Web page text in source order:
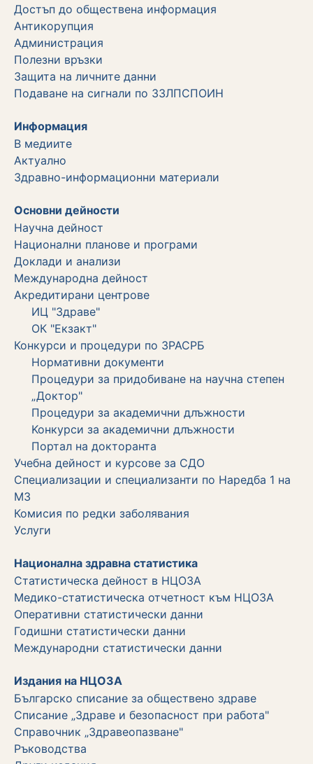
Достъп до обществена информация
Aнтикорупция
Администрация
Полезни връзки
Защита на личните данни
Подаване на сигнали по ЗЗЛПСПОИН
Информация
В медиите
Актуално
Здравно-информационни материали
Основни дейности
Научна дейност
Национални планове и програми
Доклади и анализи
Международна дейност
Акредитирани центрове
ИЦ "Здраве"
ОК "Екзакт"
Конкурси и процедури по ЗРАСРБ
Нормативни документи
Процедури за придобиване на научна степен
„Доктор"
Процедури за академични длъжности
Koнкурси за академични длъжности
Портал на докторанта
Учебна дейност и курсове за СДО
Специализации и специализанти по Наредба 1 на
МЗ
Комисия по редки заболявания
Услуги
Национална здравна статистика
Статистическа дейност в НЦОЗА
Медико-статистическа отчетност към НЦОЗА
Оперативни статистически данни
Годишни статистически данни
Международни статистически данни
Издания на НЦОЗА
Българско списание за обществено здраве
Списание „Здраве и безопасност при работа"
Справочник „Здравеопазване"
Ръководства